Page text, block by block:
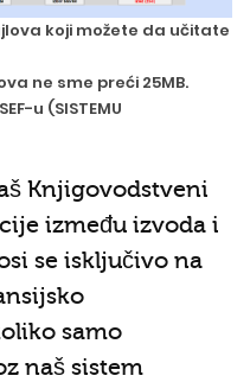
koji možete da učitate
ne sme preći 25MB.
u (SISTEMU
Knjigovodstveni
između izvoda i
se isključivo na
samo
naš sistem